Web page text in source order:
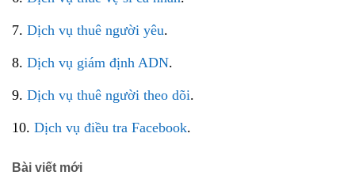
7. Dịch vụ thuê người yêu.
8. Dịch vụ giám định ADN.
9. Dịch vụ thuê người theo dõi.
10. Dịch vụ điều tra Facebook.
Bài viết mới